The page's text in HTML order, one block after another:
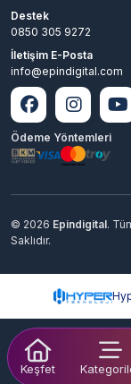
Keşfet
Destek
0850 305 9272
İletişim E-Posta
info@epindigital.com
Ödeme Yöntemleri
© 2026 Epindigital.
Saklıdır.